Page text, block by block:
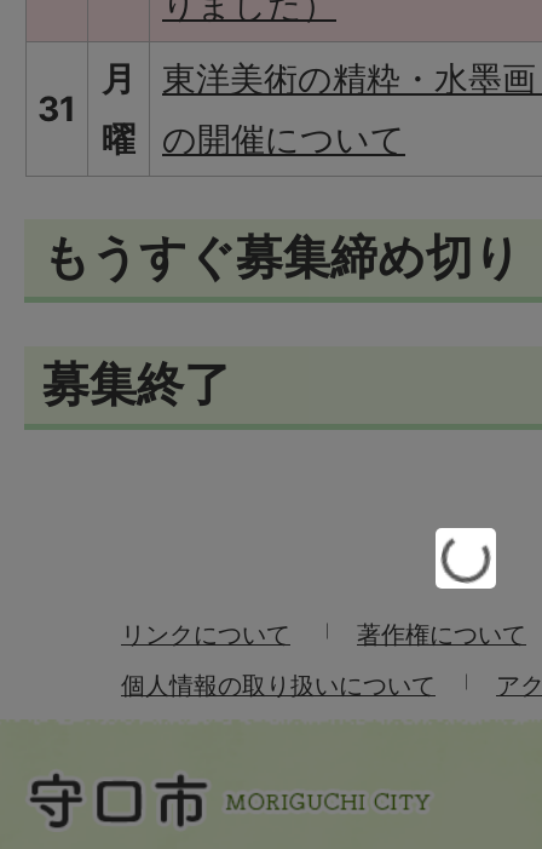
31
月
曜
東洋美術の精粋・水墨
の開催について
もうすぐ募集締め切り
募集終了
リンクについて
著作権について
個人情報の取り扱いについて
ア